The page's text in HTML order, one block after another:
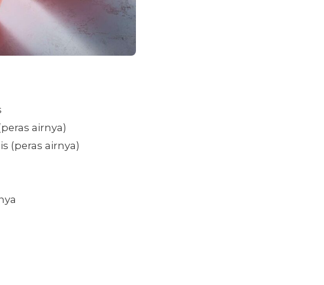
airnya)
(peras airnya)